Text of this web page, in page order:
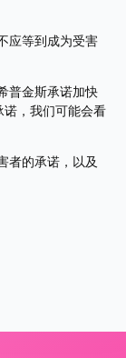
应等到成为受害
普金斯承诺加快
，我们可能会看
者的承诺，以及